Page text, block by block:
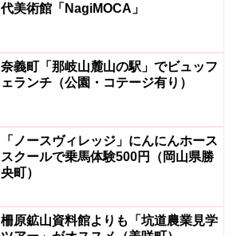
代美術館「NagiMOCA」
奈義町「那岐山麓山の駅」でビュッフ
ェランチ（公園・コテージ有り）
「ノースヴィレッジ」にんにんホース
スクールで乗馬体験500円（岡山県勝
央町）
柵原鉱山資料館よりも「坑道農業見学